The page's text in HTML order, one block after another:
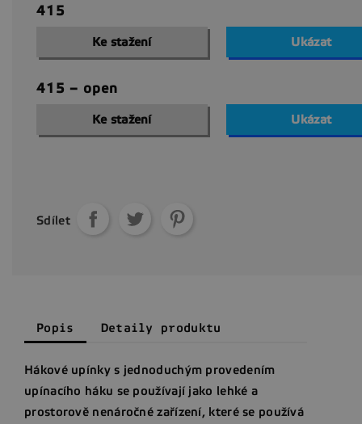
415
Ke stažení Ukázat
415 – open
Ke stažení Ukázat
Sdílet
Popis Detaily produktu
Hákové upínky s jednoduchým provedením
upínacího háku se používají jako lehké a
prostorově nenáročné zařízení, které se používá